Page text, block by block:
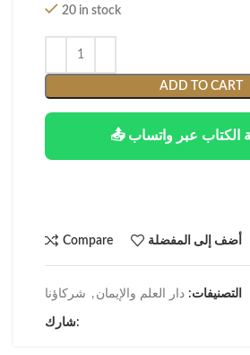
20 in stock
ADD TO CART
الكتاب عبر واتساب
Compare أضف إلى المفضلة
التصنيفات: دار العلم والإيمان , شركاؤنا
شارك: